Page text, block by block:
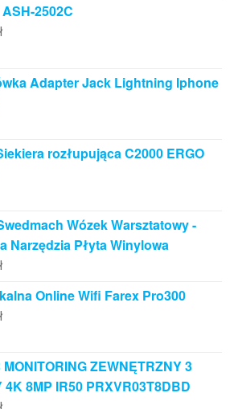
2502C
Adapter Jack Lightning Iphone
rozłupująca C2000 ERGO
Wózek Warsztatowy -
Narzędzia Płyta Winylowa
Online Wifi Farex Pro300
ZEWNĘTRZNY 3
4K 8MP IR50 PRXVR03T8DBD